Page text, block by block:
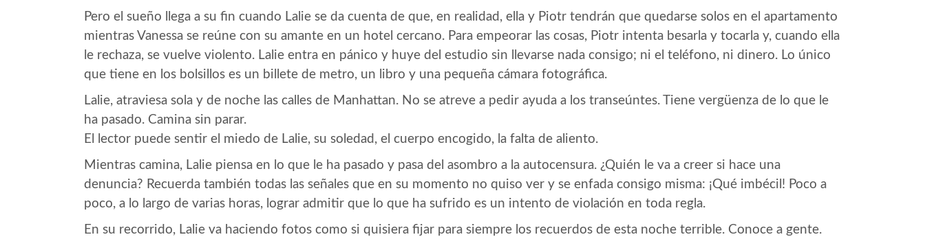
Pero el sueño llega a su fin cuando Lalie se da cuenta de que, en realidad, ella y Piotr tendrán que quedarse solos en el apartamento
mientras Vanessa se reúne con su amante en un hotel cercano. Para empeorar las cosas, Piotr intenta besarla y tocarla y, cuando ella
le rechaza, se vuelve violento. Lalie entra en pánico y huye del estudio sin llevarse nada consigo; ni el teléfono, ni dinero. Lo único
que tiene en los bolsillos es un billete de metro, un libro y una pequeña cámara fotográfica.
Lalie, atraviesa sola y de noche las calles de Manhattan. No se atreve a pedir ayuda a los transeúntes. Tiene vergüenza de lo que le
ha pasado. Camina sin parar.
El lector puede sentir el miedo de Lalie, su soledad, el cuerpo encogido, la falta de aliento.
Mientras camina, Lalie piensa en lo que le ha pasado y pasa del asombro a la autocensura. ¿Quién le va a creer si hace una
denuncia? Recuerda también todas las señales que en su momento no quiso ver y se enfada consigo misma: ¡Qué imbécil! Poco a
poco, a lo largo de varias horas, lograr admitir que lo que ha sufrido es un intento de violación en toda regla.
En su recorrido, Lalie va haciendo fotos como si quisiera fijar para siempre los recuerdos de esta noche terrible. Conoce a gente.